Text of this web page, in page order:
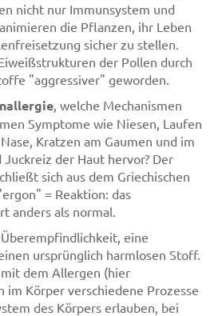
nicht nur Immunsystem und
die Pflanzen, ihr Leben
sicher zu stellen.
der Pollen durch
"aggressiver" geworden.
, welche Mechanismen
Symptome wie Niesen, Laufen
Kratzen am Gaumen und im
Juckreiz der Haut hervor? Der
sich aus dem Griechischen
= Reaktion: das
anders als normal.
eine
ursprünglich harmlosen Stoff.
dem Allergen (hier
im Körper verschiedene Prozesse
des Körpers erlauben, bei